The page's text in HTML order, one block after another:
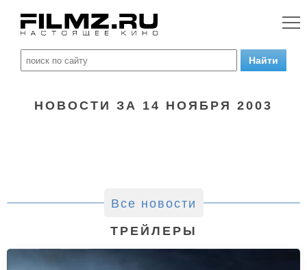
НОВОСТИ ЗА 14 НОЯБРЯ 2003
Все новости
ТРЕЙЛЕРЫ